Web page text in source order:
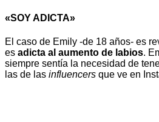
«SOY ADICTA»
El caso de Emily -de 18 años- es
es adicta al aumento de labios.
siempre sentía la necesidad de
las de las influencers que ve en